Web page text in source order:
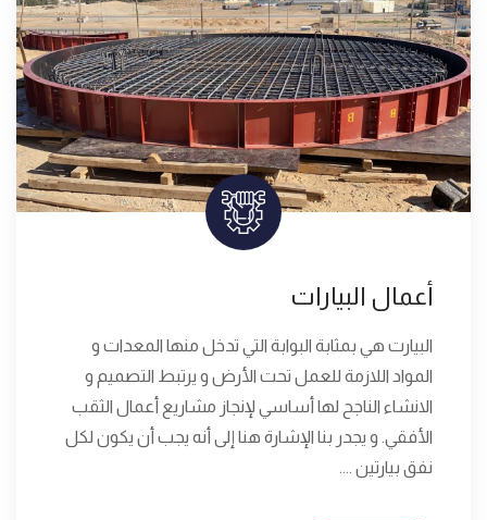
أعمال البيارات
البيارت هي بمثابة البوابة التي تدخل منها المعدات و
المواد اللازمة للعمل تحت الأرض و يرتبط التصميم و
الانشاء الناجح لها أساسي لإنجاز مشاريع أعمال الثقب
الأفقي. و يجدر بنا الإشارة هنا إلى أنه يجب أن يكون لكل
نفق بيارتين ....